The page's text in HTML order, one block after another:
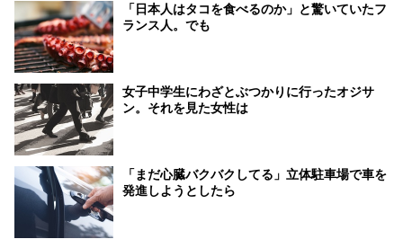
「日本人はタコを食べるのか」と驚いていたフ
ランス人。でも
女子中学生にわざとぶつかりに行ったオジサ
ン。それを見た女性は
「まだ心臓バクバクしてる」立体駐車場で車を
発進しようとしたら